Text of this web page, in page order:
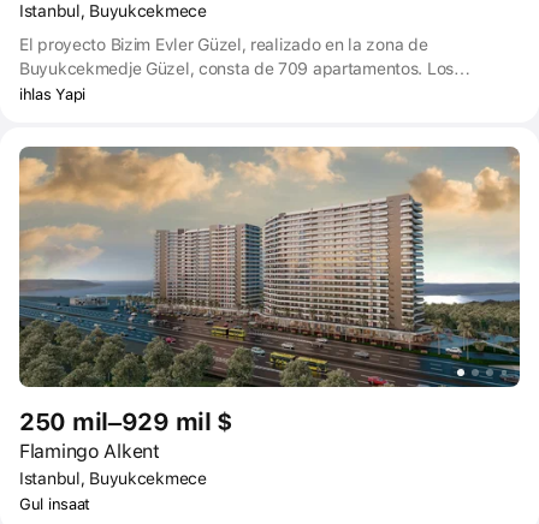
Istanbul, Buyukcekmece
El proyecto Bizim Evler Güzel, realizado en la zona de
Buyukcekmedje Güzel, consta de 709 apartamentos. Los
edificios se diseñaron con 8-10 plantas. En el territorio del
ihlas Yapi
250 mil–929 mil $
Flamingo Alkent
Istanbul, Buyukcekmece
Gul insaat